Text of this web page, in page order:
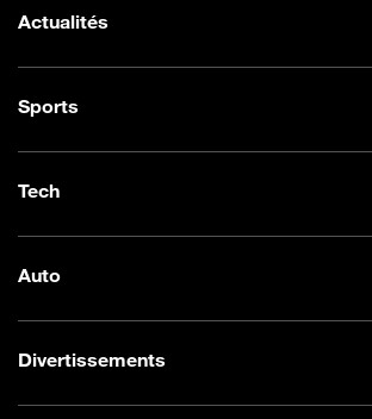
Actualités
Sports
Tech
Auto
Divertissements